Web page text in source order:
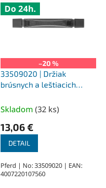
Do 24h.
–20 %
33509020 | Držiak
brúsnych a leštiacich
6 / 13 x 1,5 / 13 x 3
Skladom (32 ks)
13,06 €
DETAIL
Pferd | No: 33509020 | EAN:
4007220107560